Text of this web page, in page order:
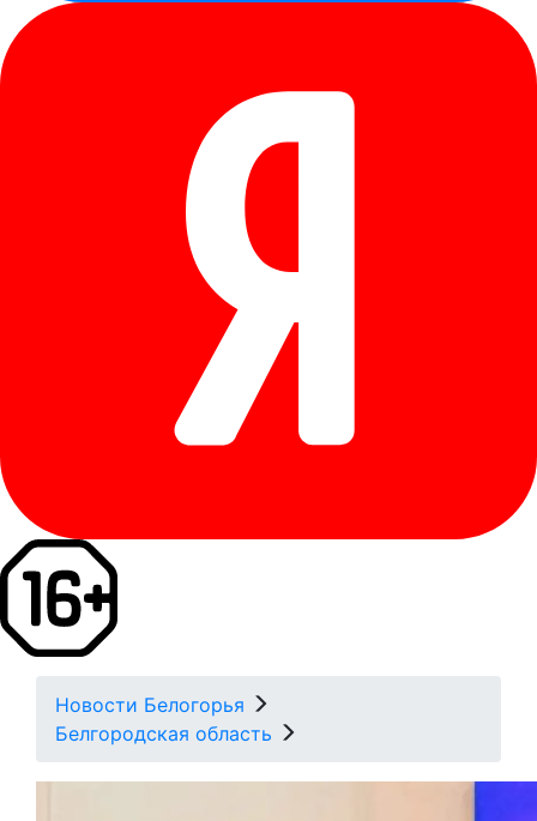
Новости Белогорья
Белгородская область